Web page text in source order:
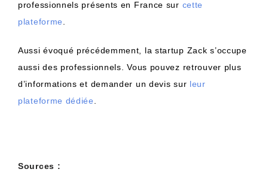
professionnels présents en France sur cette
plateforme
Aussi évoqué précédemment, la startup Zack s’occupe
aussi des professionnels. Vous pouvez retrouver plus
d’informations et demander un devis sur leur
plateforme dédiée.
Sources :